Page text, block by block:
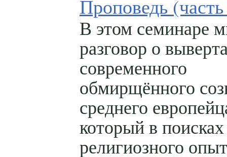
Проповедь
В этом семинаре
разговор о
современного
обмирщённого
среднего
который в поисках
религиозного